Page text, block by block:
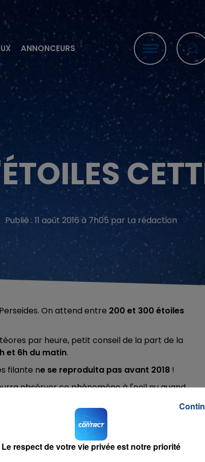
ANNONCEURS
Publié : 11 août 2016 à 7h05 par La rédaction
On attend entre 200 et 300 étoiles
par heure, petit conseil de la part de la
et 6h du matin.
filante ne se reproduita pas avant 2018 !
obsérver ce phénomène à l'oeil nu quand
de s'éloigner de la ville pour éviter la pollution
Le respect de votre vie privée est notre priorité